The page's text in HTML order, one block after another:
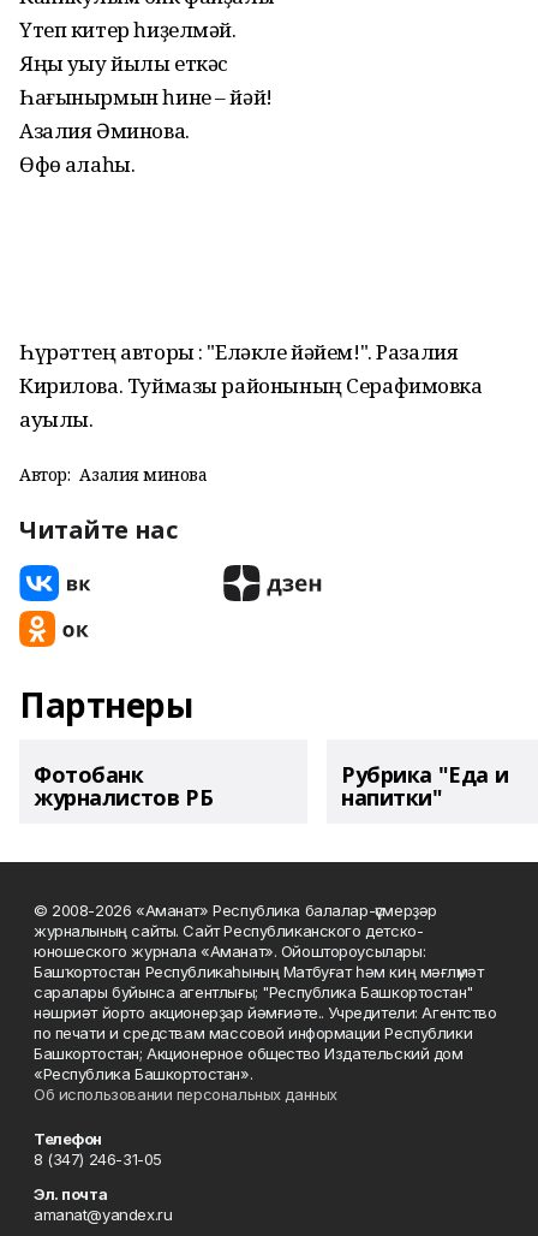
Үтеп китер һиҙелмәй.
Яңы уҡыу йылы еткәс
Һағынырмын һине – йәй!
Азалия Әминова.
Өфө ҡалаһы.
Һүрәттең авторы : "Еләкле йәйем!". Разалия
Кирилова. Туймазы районының Серафимовка
ауылы.
Автор: Азалия Әминова
Читайте нас
Партнеры
Фотобанк
журналистов РБ
Рубрика "Еда и
напитки"
© 2008-2026 «Аманат» Республика балалар-үҫмерҙәр
журналының сайты. Сайт Республиканского детско-
юношеского журнала «Аманат». Ойоштороусылары:
Башҡортостан Республикаһының Матбуғат һәм киң мәғлүмәт
саралары буйынса агентлығы; "Республика Башкортостан"
нәшриәт йорто акционерҙар йәмғиәте.. Учредители: Агентство
по печати и средствам массовой информации Республики
Башкортостан; Акционерное общество Издательский дом
«Республика Башкортостан».
Об использовании персональных данных
Телефон
8 (347) 246-31-05
Эл. почта
amanat@yandex.ru